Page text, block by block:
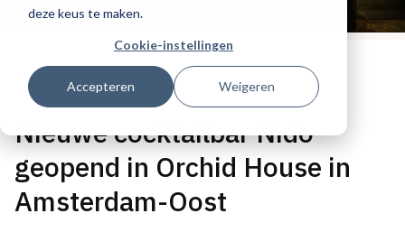
deze keus te maken.
Cookie-instellingen
Accepteren Weigeren
Tags:cocktails,nieuwe-zaken
Gepubliceerd op: 26 januari 2026
Nieuwe cocktailbar Nido
geopend in Orchid House in
Amsterdam-Oost